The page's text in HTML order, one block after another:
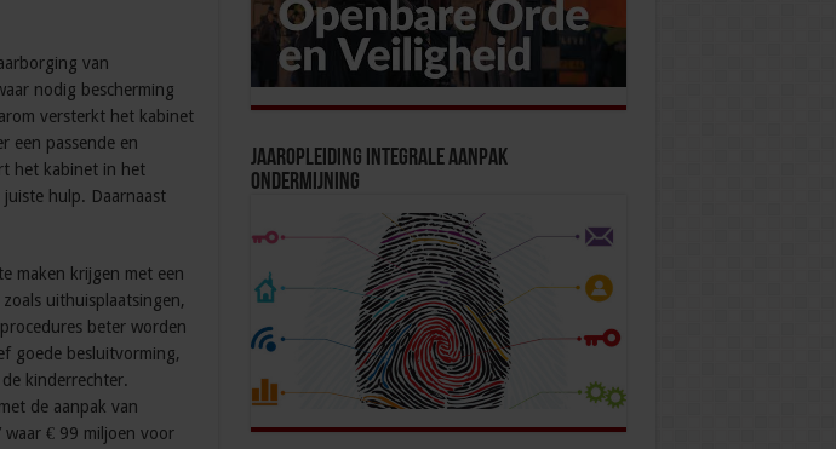
van
nodig bescherming
versterkt het kabinet
een passende en
het kabinet in het
hulp. Daarnaast
maken krijgen met een
uithuisplaatsingen,
beter worden
goede besluitvorming,
kinderrechter.
de aanpak van
waar € 99 miljoen voor
Jaaropleiding Integrale Aanpak
Ondermijning